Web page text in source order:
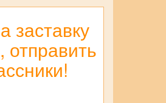
заставку